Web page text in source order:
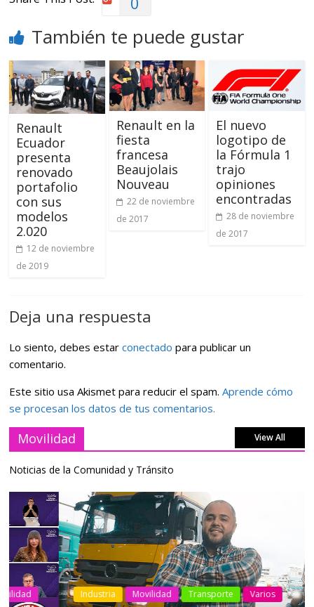
También te puede gustar
Renault
Ecuador
presenta
renovado
portafolio
con sus
modelos
2.020
12 de noviembre
de 2019
Renault en la
fiesta
francesa
Beaujolais
Nouveau
22 de noviembre
de 2017
El nuevo
logotipo de
la Fórmula 1
trajo
opiniones
encontradas
28 de noviembre
de 2017
Deja una respuesta
Lo siento, debes estarconectado para publicar un
comentario.
Este sitio usa Akismet para reducir el spam.Aprende cómo
se procesan los datos de tus comentarios.
Movilidad View All
Noticias de la Comunidad y Tránsito
Industria Movilidad Transporte Varios